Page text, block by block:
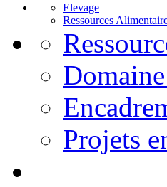
Elevage
Ressources
Projets